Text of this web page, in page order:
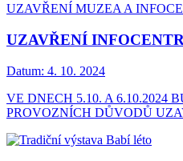
UZAVŘENÍ MUZEA A
UZAVŘENÍ
Datum: 4. 10. 2024
VE DNECH 5.10. A 6.10.2024
PROVOZNÍCH DŮVODŮ